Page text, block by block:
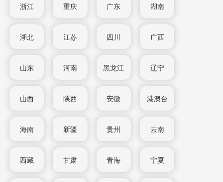
浙江 重庆 广东 湖南
湖北 江苏 四川 广西
山东 河南 黑龙江 辽宁
山西 陕西 安徽 港澳台
海南 新疆 贵州 云南
西藏 甘肃 青海 宁夏